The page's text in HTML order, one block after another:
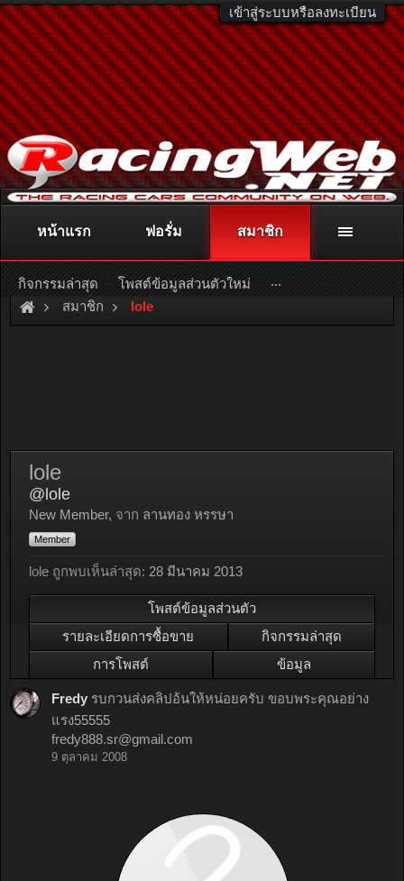
เข้าสู่ระบบหรือลงทะเบียน
ติดต่อลงโฆษณา racingweb@gmail.comหรือโทร. 081-811-1138
หรืออ่านรายละเอียดเพิ่มเติม คลิกที่นี่
สมาชิก lole
lole
@lole
New Member, จาก ลานทอง หรรษา
Member
lole ถูกพบเห็นล่าสุด: 28 มีนาคม 2013
โพสต์ข้อมูลส่วนตัว
รายละเอียดการซื้อขาย
กิจกรรมล่าสุด
การโพสต์
ข้อมูล
Fredy รบกวนส่งคลิปอ้นให้หน่อยครับ ขอบพระคุณอย่าง
แรง55555
fredy888.sr@gmail.com
9 ตุลาคม 2008
หน้าแรก ฟอรั่ม สมาชิก
กิจกรรมล่าสุด โพสต์ข้อมูลส่วนตัวใหม่ ...